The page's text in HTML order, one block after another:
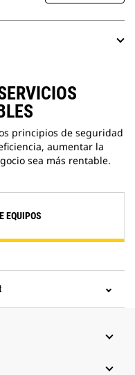
principios de seguridad
aumentar la
sea más rentable.
EQUIPOS